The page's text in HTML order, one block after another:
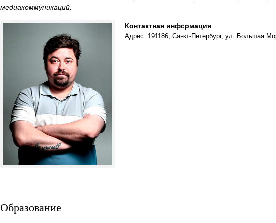
медиакоммуникаций.
Контактная информация
Адрес: 191186, Санкт-Петербург, ул. Большая
Образование